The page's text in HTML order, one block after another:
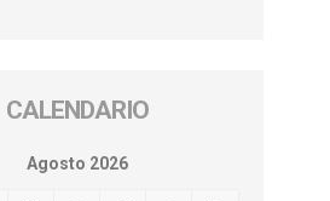
CALENDARIO
Agosto 2026